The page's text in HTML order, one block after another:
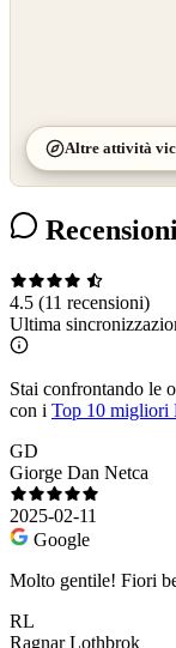
Altre attività
4.5 (11 recensioni)
Ultima
Stai confrontando le
con i Top 10 migliori
GD
Giorge Dan Netca
2025-02-11
Google
Molto gentile! Fiori
RL
Ragnar Lothbrok